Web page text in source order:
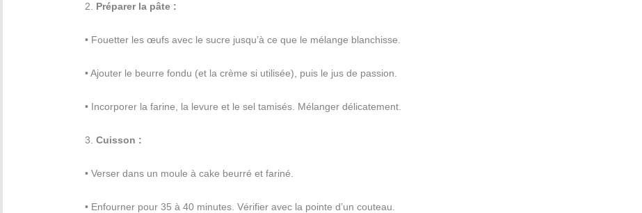
2. Préparer la pâte :
• Fouetter les œufs avec le sucre jusqu’à ce que le mélange blanchisse.
• Ajouter le beurre fondu (et la crème si utilisée), puis le jus de passion.
• Incorporer la farine, la levure et le sel tamisés. Mélanger délicatement.
3. Cuisson :
• Verser dans un moule à cake beurré et fariné.
• Enfourner pour 35 à 40 minutes. Vérifier avec la pointe d’un couteau.